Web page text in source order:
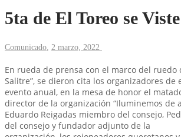
5ta de El Toreo se
Comunicado, 2 marzo, 2022
En rueda de prensa con el marco del ruedo
Salitre”, se dieron cita los organizadores de
evento anual, en la mesa de honor el
director de la organización “Iluminemos de
Eduardo Reigadas miembro del consejo,
del consejo y fundador adjunto de la